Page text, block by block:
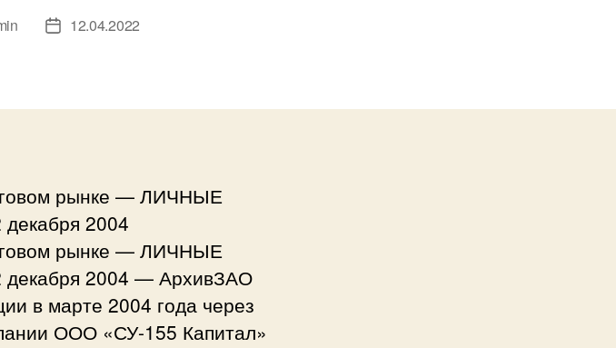
Дата12.04.2022
рынке — ЛИЧНЫЕ
2004
рынке — ЛИЧНЫЕ
2004 — АрхивЗАО
в марте 2004 года через
ООО «СУ-155 Капитал»